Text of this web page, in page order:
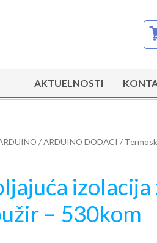
AKTUELNOSTI
/ARDUINO DODACI /
izolacija
– 530kom